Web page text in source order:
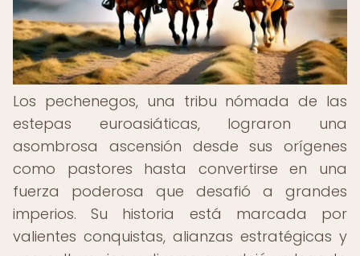
Los pechenegos, una tribu nómada de las
estepas euroasiáticas, lograron una
asombrosa ascensión desde sus orígenes
como pastores hasta convertirse en una
fuerza poderosa que desafió a grandes
imperios. Su historia está marcada por
valientes conquistas, alianzas estratégicas y